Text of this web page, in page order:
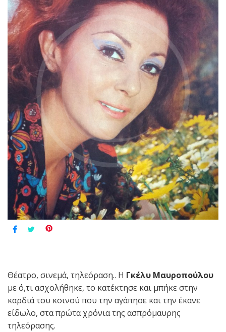
Θέατρο, σινεμά, τηλεόραση.. Η Γκέλυ Μαυροπούλου
με ό,τι ασχολήθηκε, το κατέκτησε και μπήκε στην
καρδιά του κοινού που την αγάπησε και την έκανε
είδωλο, στα πρώτα χρόνια της ασπρόμαυρης
τηλεόρασης.